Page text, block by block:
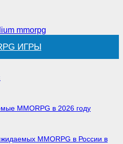
ИГРЫ
MMORPG в 2026 году
MMORPG в России в